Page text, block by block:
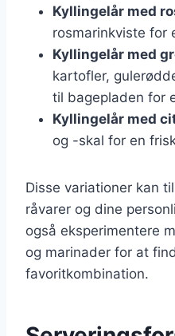
Kyllingelår med
rosmarinkviste for
Kyllingelår med
kartofler,
til bagepladen for
Kyllingelår med
og -skal for en
Disse variationer kan
råvarer og dine
også eksperimentere
og marinader for at
favoritkombination.